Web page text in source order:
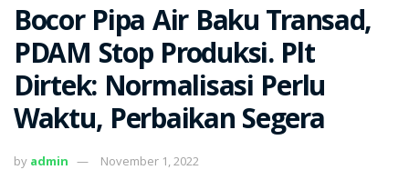
Bocor Pipa Air Baku Transad,
PDAM Stop Produksi. Plt
Dirtek: Normalisasi Perlu
Waktu, Perbaikan Segera
by admin November 1, 2022